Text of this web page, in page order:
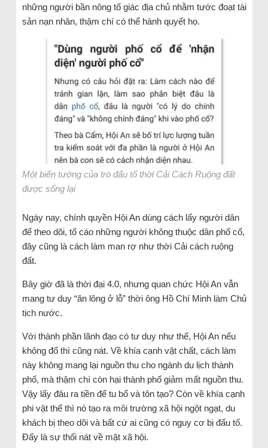
những người bần nông tố giác địa chủ nhằm tước đoạt tài
sản nạn nhân, thậm chí có thể hành quyết họ.
Một biến tướng của trò đấu tố thời Cải Cách Ruộng đất
được sống lại
Ngày nay, chính quyền Hội An dùng cách lấy người dân
để theo dõi, tố cáo những người không thuộc dân phố cổ,
đây cũng là cách làm man rợ như thời Cải cách ruộng
đất.
Bây giờ đã là thời đại 4.0, nhưng quan chức Hội An vẫn
mang tư duy “ăn lông ở lỗ” thời ông Hồ Chí Minh làm Chủ
tịch nước.
Với thành phần lãnh đạo có tư duy như thế, Hội An nếu
không đổ thì cũng nát. Về khía cạnh vật chất, cách làm
này không mang lại nguồn thu cho ngành du lịch thành
phố, mà thậm chí còn hại thành phố giảm mất nguồn thu.
Vậy lấy đâu ra tiền để tu bổ và tôn tạo? Còn về khía cạnh
phi vật thể thì nó tạo ra môi trường xã hội ngột ngạt, du
khách bị theo dõi và bất cứ ai cũng có nguy cơ bị đấu tố.
Đấy là sự thối nát về mặt xã hội.